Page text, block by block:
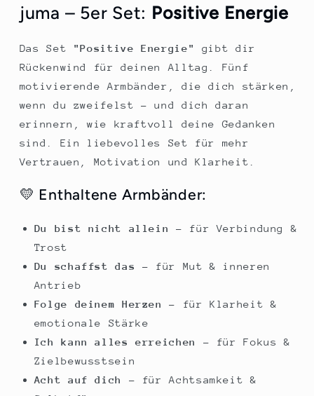
juma – 5er Set: Positive Energie
Das Set "Positive Energie"
gibt dir
Rückenwind für deinen Alltag. Fünf
motivierende Armbänder, die dich stärken,
wenn du zweifelst – und dich daran
erinnern, wie kraftvoll deine Gedanken
sind. Ein liebevolles Set für mehr
Vertrauen, Motivation und Klarheit.
💛 Enthaltene Armbänder:
Du bist nicht allein
– für Verbindung &
Trost
Du schaffst das
– für Mut & inneren
Antrieb
Folge deinem Herzen
– für Klarheit &
emotionale Stärke
Ich kann alles erreichen
– für Fokus &
Zielbewusstsein
Acht auf dich
– für Achtsamkeit &